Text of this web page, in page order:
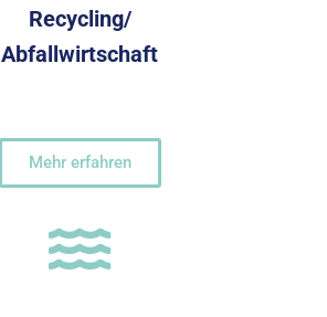
Recycling/
Abfallwirtschaft
Mehr erfahren